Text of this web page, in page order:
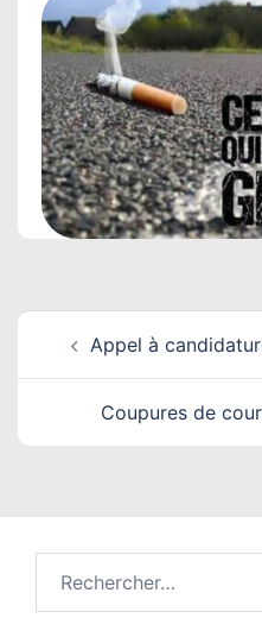
Navigation
d’articleAppel à
Coupures de